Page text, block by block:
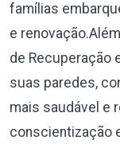
famílias
e
de Recuperação
suas paredes,
mais saudável e
conscientização